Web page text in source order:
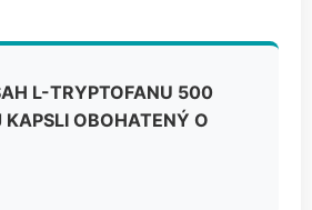
L-TRYPTOFANU 500
KAPSLI OBOHATENÝ O